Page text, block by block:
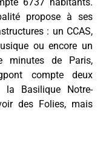
6737 habitants.
propose à ses
: un CCAS,
ou encore un
minutes de Paris,
compte deux
la Basilique Notre-
des Folies, mais